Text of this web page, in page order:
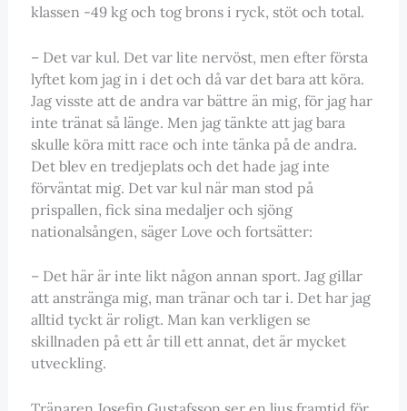
klassen -49 kg och tog brons i ryck, stöt och total.
– Det var kul. Det var lite nervöst, men efter första
lyftet kom jag in i det och då var det bara att köra.
Jag visste att de andra var bättre än mig, för jag har
inte tränat så länge. Men jag tänkte att jag bara
skulle köra mitt race och inte tänka på de andra.
Det blev en tredjeplats och det hade jag inte
förväntat mig. Det var kul när man stod på
prispallen, fick sina medaljer och sjöng
nationalsången, säger Love och fortsätter:
– Det här är inte likt någon annan sport. Jag gillar
att anstränga mig, man tränar och tar i. Det har jag
alltid tyckt är roligt. Man kan verkligen se
skillnaden på ett år till ett annat, det är mycket
utveckling.